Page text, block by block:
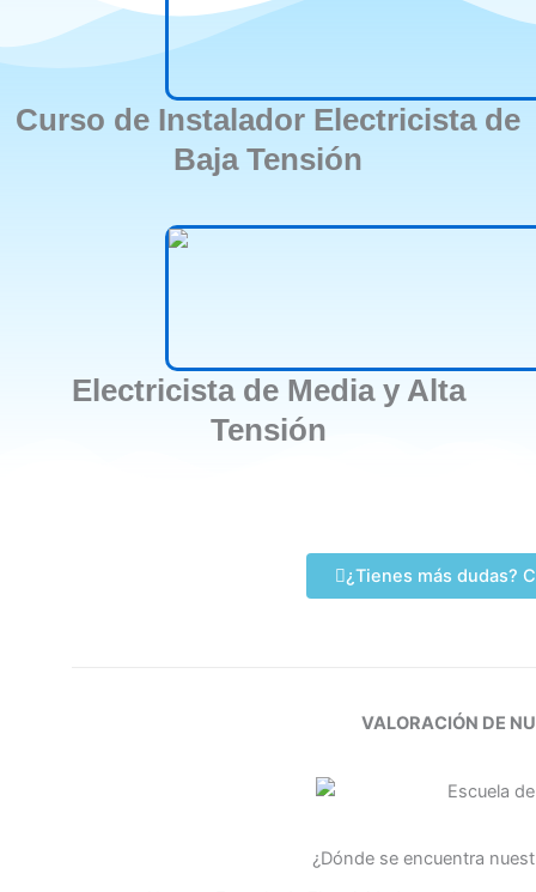
Curso de Instalador Electricista de
Baja Tensión
Electricista de Media y Alta
Tensión
¿Tienes más dudas?
VALORACIÓN DE
¿Dónde se encuentra